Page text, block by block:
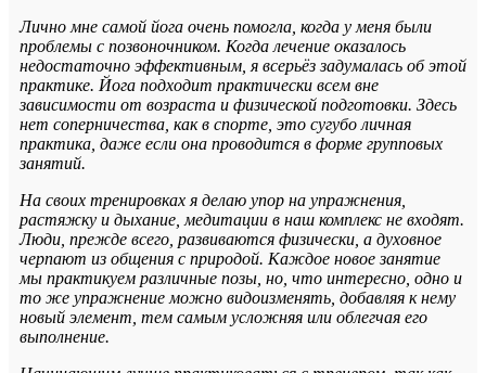
Лично мне самой йога очень помогла, когда у меня были
проблемы с позвоночником. Когда лечение оказалось
недостаточно эффективным, я всерьёз задумалась об этой
практике. Йога подходит практически всем вне
зависимости от возраста и физической подготовки. Здесь
нет соперничества, как в спорте, это сугубо личная
практика, даже если она проводится в форме групповых
занятий.
На своих тренировках я делаю упор на упражнения,
растяжку и дыхание, медитации в наш комплекс не входят.
Люди, прежде всего, развиваются физически, а духовное
черпают из общения с природой. Каждое новое занятие
мы практикуем различные позы, но, что интересно, одно и
то же упражнение можно видоизменять, добавляя к нему
новый элемент, тем самым усложняя или облегчая его
выполнение.